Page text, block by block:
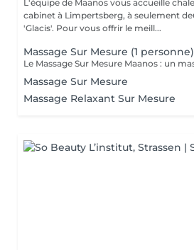
L'équipe de Maanos vous accueille
cabinet à Limpertsberg, à seulement
'Glacis'. Pour vous offrir le meill...
Massage Sur Mesure (1 personne)
Massage Sur Mesure
Massage Relaxant Sur Mesure